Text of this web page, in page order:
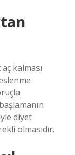
kalması
diyet
olmasıdır.